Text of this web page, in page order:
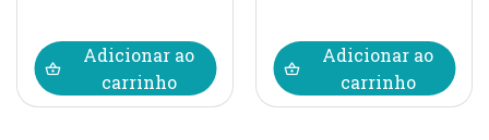
Adicionar ao
carrinho
Adicionar ao
carrinho